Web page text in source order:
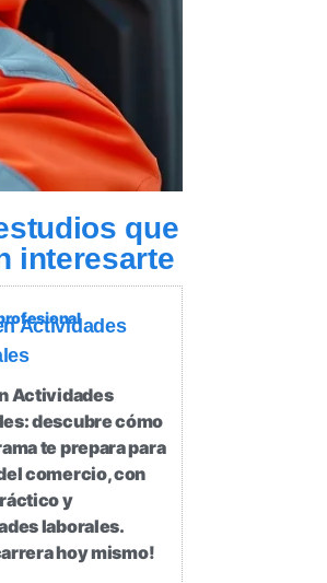
que
interesarte
Actividades
Actividades
descubre cómo
te prepara para
comercio, con
y
laborales.
hoy mismo!